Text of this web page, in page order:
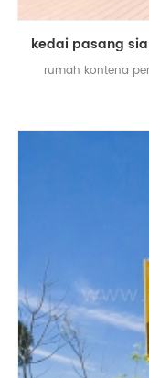
rumah kontena